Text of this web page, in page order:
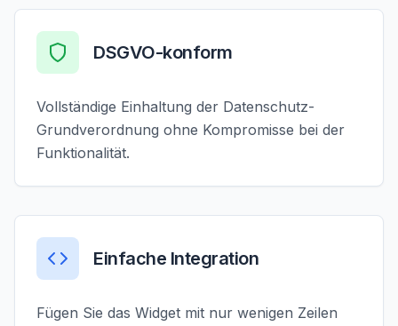
DSGVO-konform
Vollständige Einhaltung der Datenschutz-
Grundverordnung ohne Kompromisse bei der
Funktionalität.
Einfache Integration
Fügen Sie das Widget mit nur wenigen Zeilen